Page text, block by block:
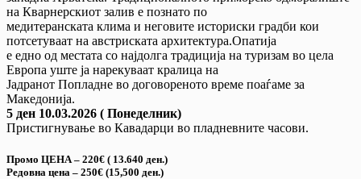
на Кварнерскиот залив е познато по
медитеранската клима и неговите историски градби кои
потсетуваат на австриската архитектура.Опатија
е едно од местата со најдолга традиција на туризам во цела
Европа уште ја нарекуваат кралица на
Јадранот Попладне во договореното време поаѓаме за
Македонија.
5 ден 10.03.2026 ( Понеделник)
Пристигнување во Кавадарци во пладневните часови.
Промо ЦЕНА – 220€ ( 13.640 ден.)
Редовна цена – 250€ (15,500 ден.)